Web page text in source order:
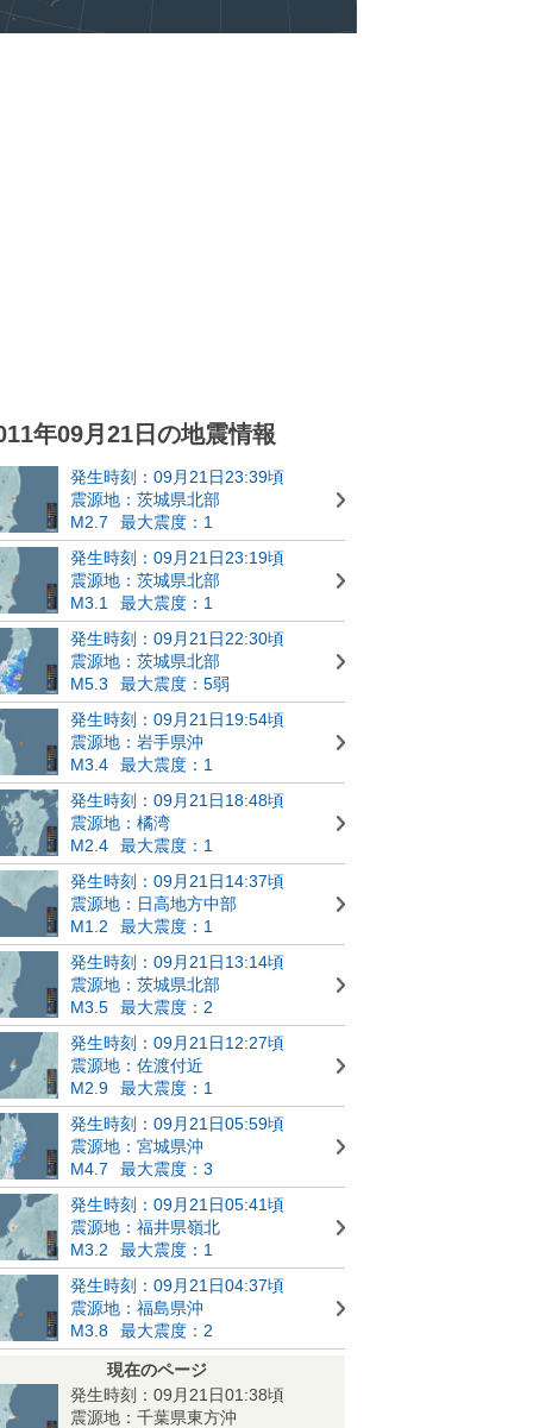
年09月21日の地震情報
発生時刻：09月21日23:39頃
震源地：茨城県北部
M2.7
最大震度：1
発生時刻：09月21日23:19頃
震源地：茨城県北部
M3.1
最大震度：1
発生時刻：09月21日22:30頃
震源地：茨城県北部
M5.3
最大震度：5弱
発生時刻：09月21日19:54頃
震源地：岩手県沖
M3.4
最大震度：1
発生時刻：09月21日18:48頃
震源地：橘湾
M2.4
最大震度：1
発生時刻：09月21日14:37頃
震源地：日高地方中部
M1.2
最大震度：1
発生時刻：09月21日13:14頃
震源地：茨城県北部
M3.5
最大震度：2
発生時刻：09月21日12:27頃
震源地：佐渡付近
M2.9
最大震度：1
発生時刻：09月21日05:59頃
震源地：宮城県沖
M4.7
最大震度：3
発生時刻：09月21日05:41頃
震源地：福井県嶺北
M3.2
最大震度：1
発生時刻：09月21日04:37頃
震源地：福島県沖
M3.8
最大震度：2
現在のページ
発生時刻：09月21日01:38頃
震源地：千葉県東方沖